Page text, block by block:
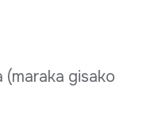
gisako